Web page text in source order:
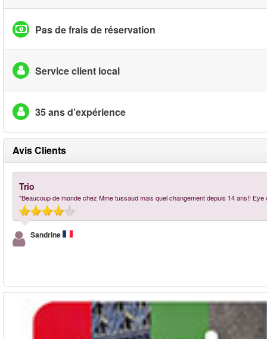
Pas de frais de réservation
Service client local
35 ans d’expérience
Avis Clients
Trio
"Beaucoup de monde chez Mme tussaud mais quel changement depuis 14 ans!!
Sandrine